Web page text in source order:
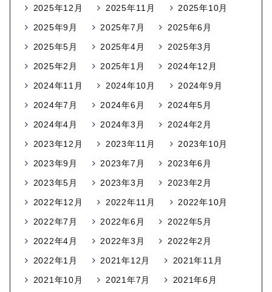
2025年12月
2025年11月
2025年10月
2025年9月
2025年7月
2025年6月
2025年5月
2025年4月
2025年3月
2025年2月
2025年1月
2024年12月
2024年11月
2024年10月
2024年9月
2024年7月
2024年6月
2024年5月
2024年4月
2024年3月
2024年2月
2023年12月
2023年11月
2023年10月
2023年9月
2023年7月
2023年6月
2023年5月
2023年3月
2023年2月
2022年12月
2022年11月
2022年10月
2022年7月
2022年6月
2022年5月
2022年4月
2022年3月
2022年2月
2022年1月
2021年12月
2021年11月
2021年10月
2021年7月
2021年6月